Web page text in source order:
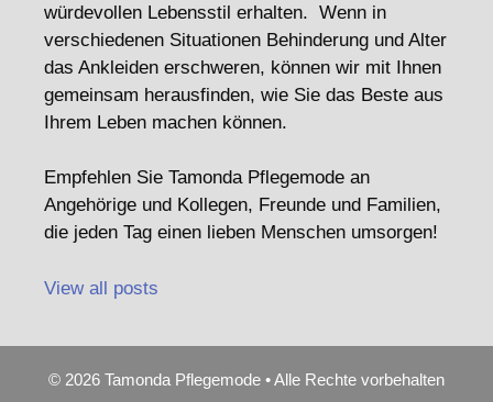
würdevollen Lebensstil erhalten. Wenn in
verschiedenen Situationen Behinderung und Alter
das Ankleiden erschweren, können wir mit Ihnen
gemeinsam herausfinden, wie Sie das Beste aus
Ihrem Leben machen können.
Empfehlen Sie Tamonda Pflegemode an
Angehörige und Kollegen, Freunde und Familien,
die jeden Tag einen lieben Menschen umsorgen!
View all posts
© 2026 Tamonda Pflegemode • Alle Rechte vorbehalten